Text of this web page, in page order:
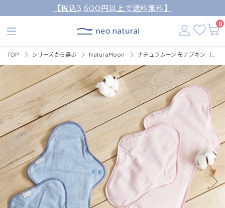
【税込3,500円以上で送料無料】
0
TOP シリーズから選ぶ NaturaMoon ナチュラムーン 布ナプキン（夜用）